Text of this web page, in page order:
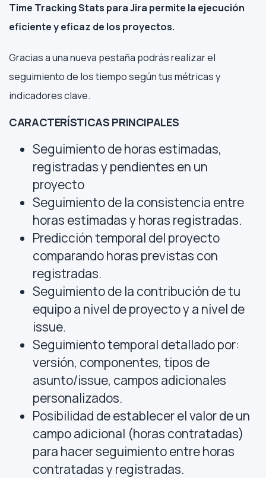
Time Tracking Stats para Jira permite la ejecución
eficiente y eficaz de los proyectos.
Gracias a una nueva pestaña podrás realizar el
seguimiento de los tiempo según tus métricas y
indicadores clave.
CARACTERÍSTICAS PRINCIPALES
Seguimiento de horas estimadas,
registradas y pendientes en un
proyecto
Seguimiento de la consistencia entre
horas estimadas y horas registradas.
Predicción temporal del proyecto
comparando horas previstas con
registradas.
Seguimiento de la contribución de tu
equipo a nivel de proyecto y a nivel de
issue.
Seguimiento temporal detallado por:
versión, componentes, tipos de
asunto/issue, campos adicionales
personalizados.
Posibilidad de establecer el valor de un
campo adicional (horas contratadas)
para hacer seguimiento entre horas
contratadas y registradas.